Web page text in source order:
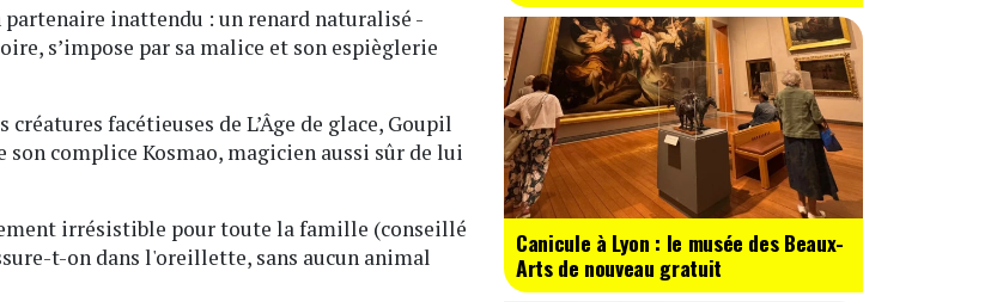
inattendu : un renard naturalisé -
s’impose par sa malice et son espièglerie
facétieuses de L’Âge de glace, Goupil
complice Kosmao, magicien aussi sûr de lui
irrésistible pour toute la famille (conseillé
t-on dans l'oreillette, sans aucun animal
Canicule à Lyon : le musée des Beaux-
Arts de nouveau gratuit